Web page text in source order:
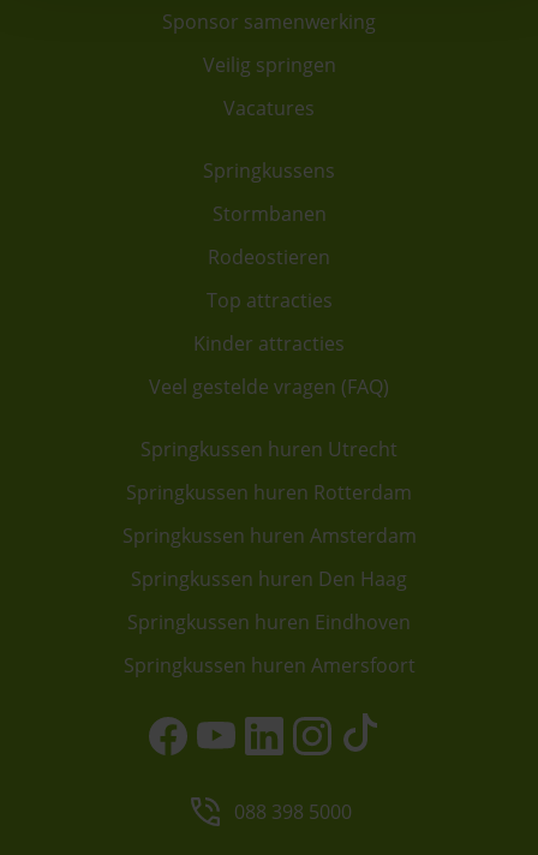
Sponsor samenwerking
Veilig springen
Vacatures
Springkussens
Stormbanen
Rodeostieren
Top attracties
Kinder attracties
Veel gestelde vragen (FAQ)
Springkussen huren Utrecht
Springkussen huren Rotterdam
Springkussen huren Amsterdam
Springkussen huren Den Haag
Springkussen huren Eindhoven
Springkussen huren Amersfoort
088 398 5000